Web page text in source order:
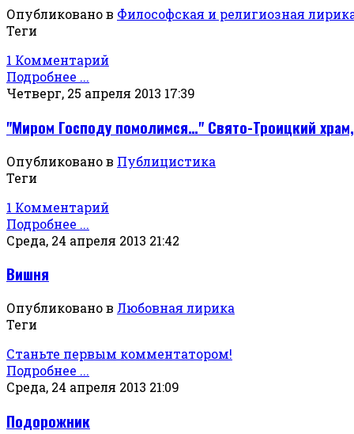
Опубликовано в Философская и религиозная
Теги
1 Комментарий
Подробнее ...
Четверг, 25 апреля 2013 17:39
"Миром Господу помолимся…" Свято-Троицкий
Опубликовано в Публицистика
Теги
1 Комментарий
Подробнее ...
Среда, 24 апреля 2013 21:42
Вишня
Опубликовано в Любовная лирика
Теги
Станьте первым комментатором!
Подробнее ...
Среда, 24 апреля 2013 21:09
Подорожник